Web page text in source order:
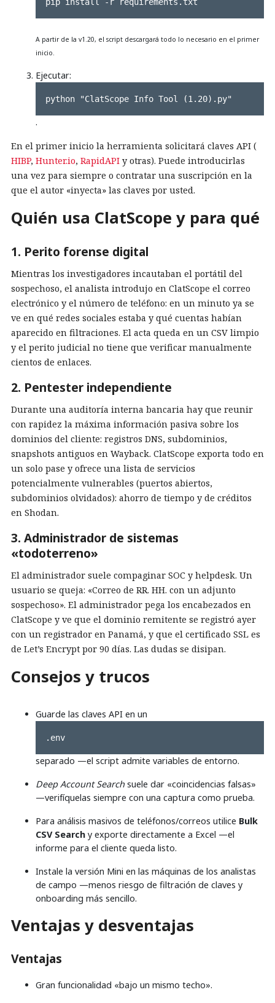
pip install -r requirements.txt
A partir de la v1.20, el script descargará todo lo necesario en el primer
inicio.
Ejecutar:
python "ClatScope Info Tool (1.20).py"
.
En el primer inicio la herramienta solicitará claves API (
HIBP, Hunter.io, RapidAPI y otras). Puede introducirlas
una vez para siempre o contratar una suscripción en la
que el autor «inyecta» las claves por usted.
Quién usa ClatScope y para qué
1. Perito forense digital
Mientras los investigadores incautaban el portátil del
sospechoso, el analista introdujo en ClatScope el correo
electrónico y el número de teléfono: en un minuto ya se
ve en qué redes sociales estaba y qué cuentas habían
aparecido en filtraciones. El acta queda en un CSV limpio
y el perito judicial no tiene que verificar manualmente
cientos de enlaces.
2. Pentester independiente
Durante una auditoría interna bancaria hay que reunir
con rapidez la máxima información pasiva sobre los
dominios del cliente: registros DNS, subdominios,
snapshots antiguos en Wayback. ClatScope exporta todo en
un solo pase y ofrece una lista de servicios
potencialmente vulnerables (puertos abiertos,
subdominios olvidados): ahorro de tiempo y de créditos
en Shodan.
3. Administrador de sistemas
«todoterreno»
El administrador suele compaginar SOC y helpdesk. Un
usuario se queja: «Correo de RR. HH. con un adjunto
sospechoso». El administrador pega los encabezados en
ClatScope y ve que el dominio remitente se registró ayer
con un registrador en Panamá, y que el certificado SSL es
de Let’s Encrypt por 90 días. Las dudas se disipan.
Consejos y trucos
Guarde las claves API en un
.env
separado —el script admite variables de entorno.
Deep Account Search suele dar «coincidencias falsas»
—verifíquelas siempre con una captura como prueba.
Para análisis masivos de teléfonos/correos utilice Bulk
CSV Search y exporte directamente a Excel —el
informe para el cliente queda listo.
Instale la versión Mini en las máquinas de los analistas
de campo —menos riesgo de filtración de claves y
onboarding más sencillo.
Ventajas y desventajas
Ventajas
Gran funcionalidad «bajo un mismo techo».